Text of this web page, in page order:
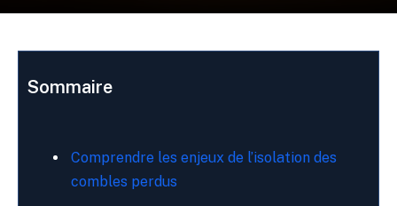
Sommaire
Comprendre les enjeux de l’isolation des
combles perdus